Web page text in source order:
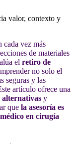
valor, contexto y
cada vez más
de materiales
el retiro de
no solo el
seguras y las
artículo ofrece una
alternativas y
que la asesoría es
en cirugía